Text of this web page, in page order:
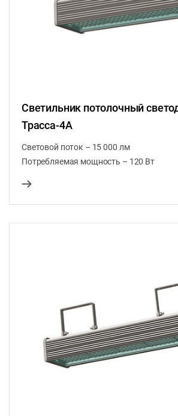
Светильник потолочный
Трасса-4А
Световой поток – 15 000 лм
Потребляемая мощность – 120 Вт